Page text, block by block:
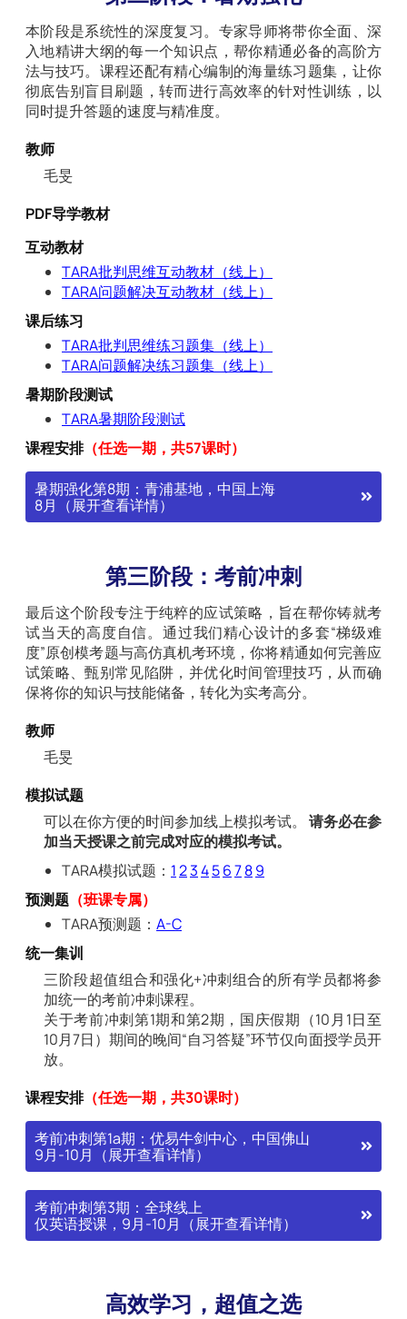
本阶段是系统性的深度复习。专家导师将带你全面、深
入地精讲大纲的每一个知识点，帮你精通必备的高阶方
法与技巧。课程还配有精心编制的海量练习题集，让你
彻底告别盲目刷题，转而进行高效率的针对性训练，以
同时提升答题的速度与精准度。
教师
毛旻
PDF导学教材
互动教材
TARA批判思维互动教材（线上）
TARA问题解决互动教材（线上）
课后练习
TARA批判思维练习题集（线上）
TARA问题解决练习题集（线上）
暑期阶段测试
TARA暑期阶段测试
课程安排（任选一期，共57课时）
暑期强化第8期：青浦基地，中国上海
8月（展开查看详情）
第三阶段：考前冲刺
最后这个阶段专注于纯粹的应试策略，旨在帮你铸就考
试当天的高度自信。通过我们精心设计的多套“梯级难
度”原创模考题与高仿真机考环境，你将精通如何完善应
试策略、甄别常见陷阱，并优化时间管理技巧，从而确
保将你的知识与技能储备，转化为实考高分。
教师
毛旻
模拟试题
可以在你方便的时间参加线上模拟考试。 请务必在参
加当天授课之前完成对应的模拟考试。
TARA模拟试题： 123456789
预测题 （班课专属）
TARA预测题： A-C
统一集训
三阶段超值组合和强化+冲刺组合的所有学员都将参
加统一的考前冲刺课程。
关于考前冲刺第1期和第2期，国庆假期（10月1日至
10月7日）期间的晚间“自习答疑”环节仅向面授学员开
放。
课程安排（任选一期，共30课时）
考前冲刺第1a期：优易牛剑中心，中国佛山
9月-10月（展开查看详情）
考前冲刺第3期：全球线上
仅英语授课，9月-10月（展开查看详情）
高效学习，超值之选